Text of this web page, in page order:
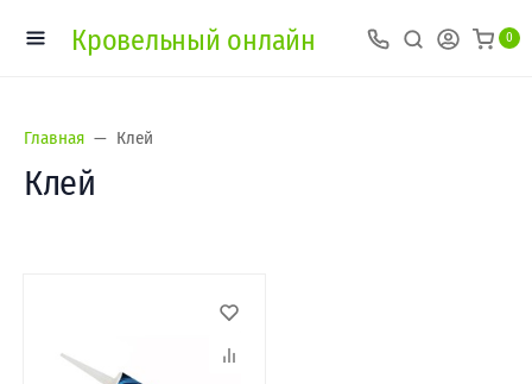
Кровельный онлайн 0
Главная Клей
Клей